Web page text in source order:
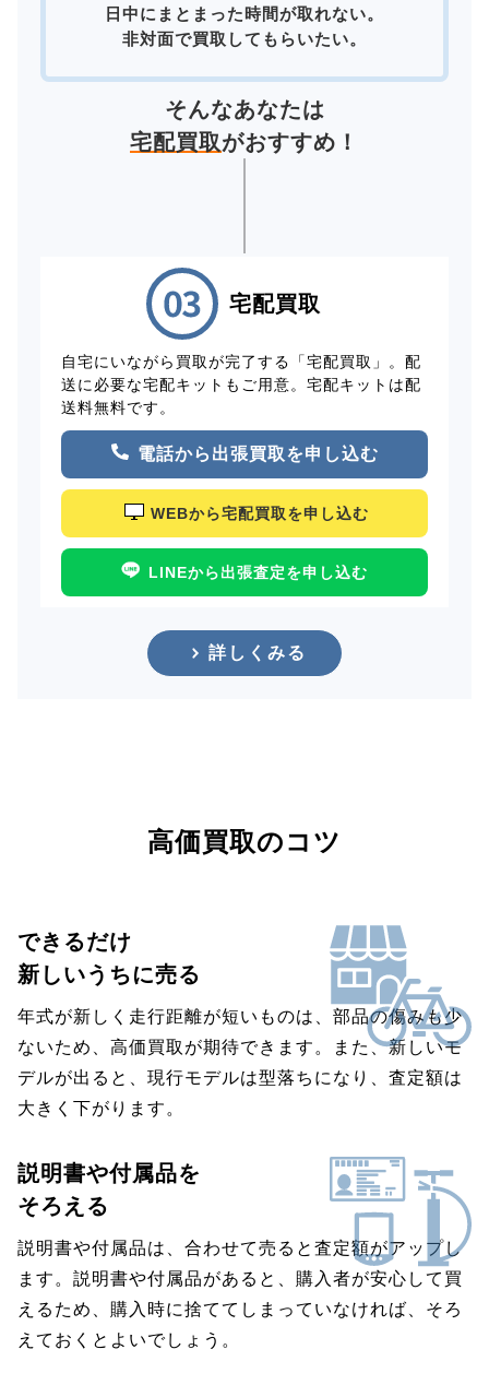
日中にまとまった時間が取れない。
非対面で買取してもらいたい。
そんなあなたは
宅配買取がおすすめ！
宅配買取
自宅にいながら買取が完了する「宅配買取」。配
送に必要な宅配キットもご用意。宅配キットは配
送料無料です。
電話から出張買取を申し込む
WEBから宅配買取を申し込む
LINEから出張査定を申し込む
詳しくみる
高価買取のコツ
できるだけ
新しいうちに売る
年式が新しく走行距離が短いものは、部品の傷みも少
ないため、高価買取が期待できます。また、新しいモ
デルが出ると、現行モデルは型落ちになり、査定額は
大きく下がります。
説明書や付属品を
そろえる
説明書や付属品は、合わせて売ると査定額がアップし
ます。説明書や付属品があると、購入者が安心して買
えるため、購入時に捨ててしまっていなければ、そろ
えておくとよいでしょう。